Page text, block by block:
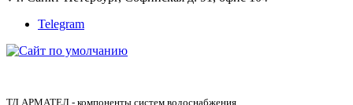
Telegram
ТД АРМАТЕЛ - компоненты систем водоснабжения